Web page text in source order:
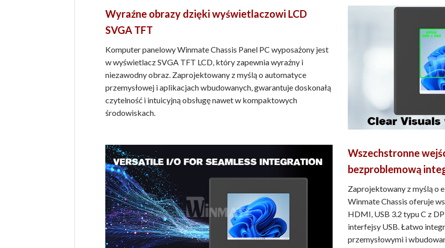
Wyraźne obrazy dzięki wyświetlaczowi LCD
SVGA TFT
Komputer panelowy Winmate Chassis Panel PC wyposażony jest
w wyświetlacz SVGA TFT LCD, który zapewnia wyraźny i
niezawodny obraz. Zaprojektowany z myślą o automatyce
przemysłowej i aplikacjach wbudowanych, gwarantuje doskonałą
czytelność i intuicyjną obsługę nawet w kompaktowych
środowiskach.
Wszechstronne
bezproblemową
Zaprojektowany z myślą o
Winmate Chassis oferuje
HDMI, USB 3.2 typu C z
interfejsy USB. Łatwo
przemysłowymi i